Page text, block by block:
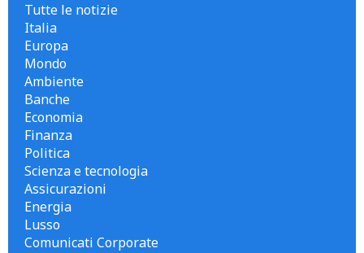
Tutte le notizie
Italia
Europa
Mondo
Ambiente
Banche
Economia
Finanza
Politica
Scienza e tecnologia
Assicurazioni
Energia
Lusso
Comunicati Corporate